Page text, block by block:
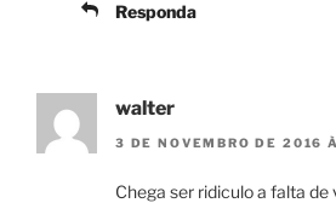
Responda
walter
3 DE NOVEMBRO DE 2016
Chega ser ridiculo a falta de